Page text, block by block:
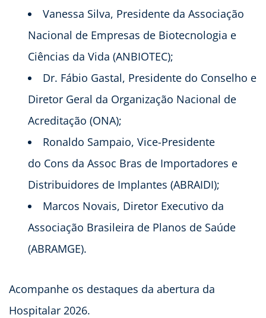
Vanessa Silva, Presidente da Associação
Nacional de Empresas de Biotecnologia e
Ciências da Vida (ANBIOTEC);
Dr. Fábio Gastal, Presidente do Conselho e
Diretor Geral da Organização Nacional de
Acreditação (ONA);
Ronaldo Sampaio, Vice-Presidente
do Cons da Assoc Bras de Importadores e
Distribuidores de Implantes (ABRAIDI);
Marcos Novais, Diretor Executivo da
Associação Brasileira de Planos de Saúde
(ABRAMGE).
Acompanhe os destaques da abertura da
Hospitalar 2026.